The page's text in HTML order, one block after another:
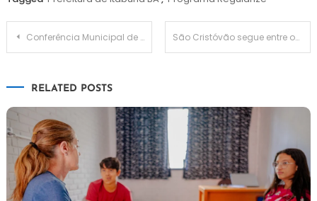
Navegação
Conferência Municipal de Saúde reúne representantes da sociedade para fortalecer políticas públicas do SUS em Salvador São Cristóvão segue entre os municípios que mais geram empregos em Sergipe
RELATED POSTS